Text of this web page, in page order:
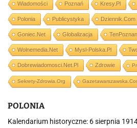
Wiadomości Poznań Kresy.pl
Polonia Publicystyka Dziennik.com
Goniec.net Globalizacja
Wolnemedia.net Mysl-Polska.pl
Dobrewiadomosci.net.pl Zdrowie
Sekrety-Zdrowia.org
POLONIA
Kalendarium historyczne: 6 sierpnia